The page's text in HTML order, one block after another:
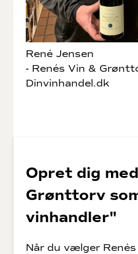
René Jensen
- Renés Vin &
Dinvinhandel.dk
Opret dig
Grønttorv
vinhandler"
Når du vælger